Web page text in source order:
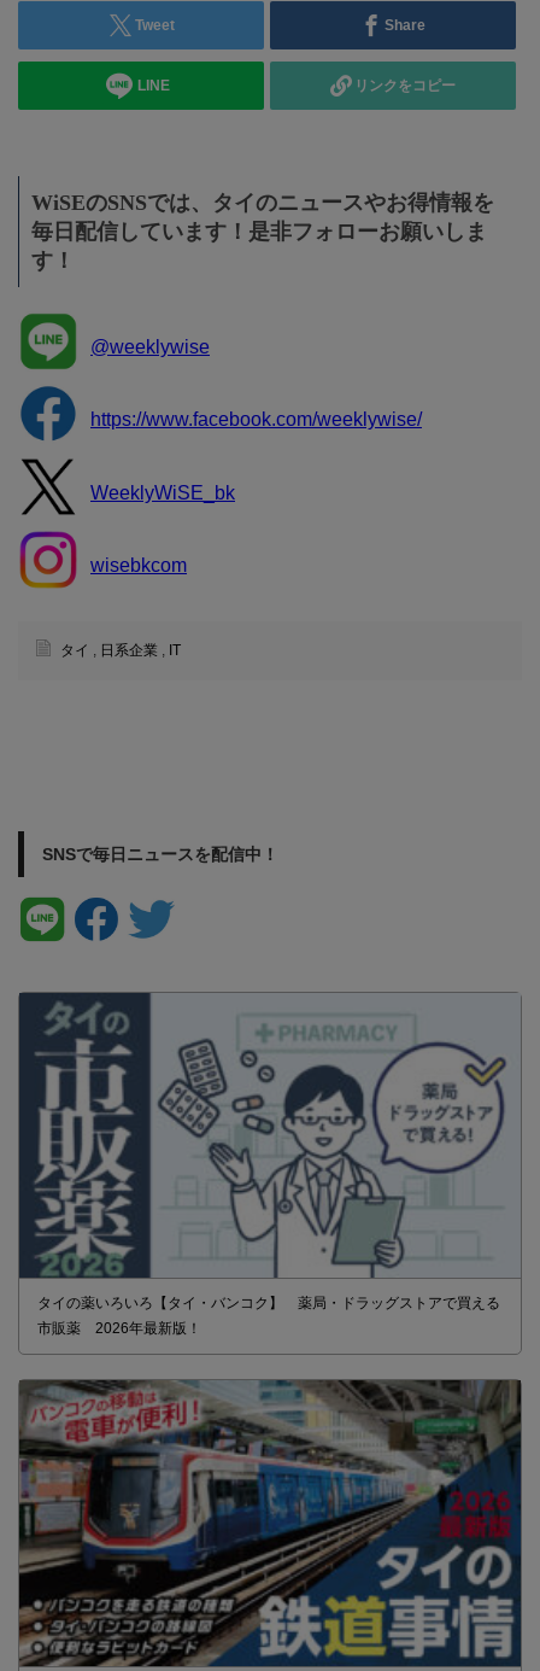
Tweet Share
LINE リンクをコピー
WiSEのSNSでは、タイのニュースやお得情報を
毎日配信しています！是非フォローお願いしま
す！
@weeklywise
https://www.facebook.com/weeklywise/
WeeklyWiSE_bk
wisebkcom
タイ , 日系企業 , IT
SNSで毎日ニュースを配信中！
タイの薬いろいろ【タイ・バンコク】 薬局・ドラッグストアで買える
市販薬 2026年最新版！